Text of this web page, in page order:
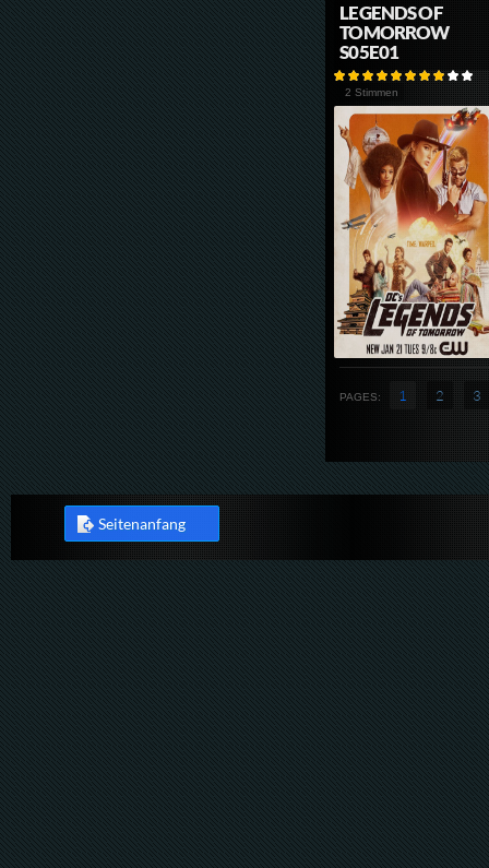
LEGENDS OF
TOMORROW
S05E01
2 Stimmen
PAGES: 1 2 3
Seitenanfang